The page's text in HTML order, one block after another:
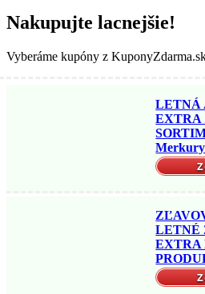
Nakupujte lacnejšie!
Vyberáme kupóny z
LETNÁ
EXTRA
LETNÉ
EXTRA